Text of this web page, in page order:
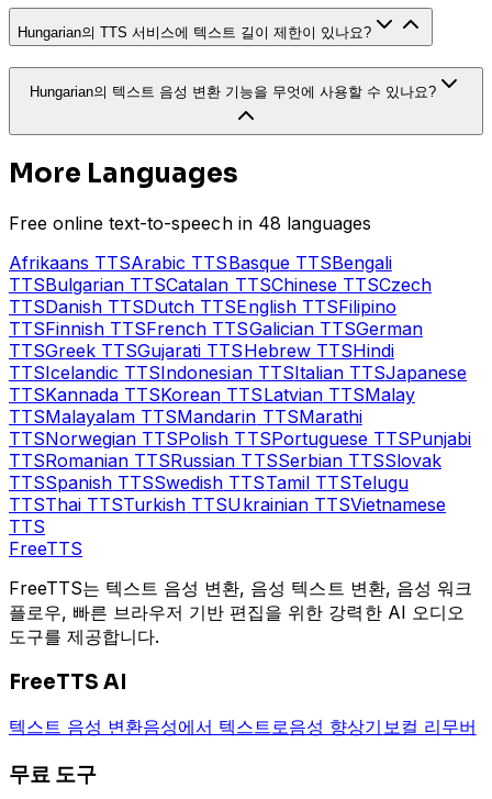
Hungarian의 TTS 서비스에 텍스트 길이 제한이 있나요?
Hungarian의 텍스트 음성 변환 기능을 무엇에 사용할 수 있나요?
More Languages
Free online text-to-speech in 48 languages
Afrikaans TTSArabic TTSBasqueTTSBengali
TTSBulgarian TTSCatalan TTSChineseTTSCzech
TTSDanish TTSDutch TTSEnglishTTSFilipino
TTSFinnish TTSFrench TTSGalicianTTSGerman
TTSGreek TTSGujarati TTSHebrewTTSHindi
TTSIcelandic TTSIndonesianTTSItalianTTSJapanese
TTSKannada TTSKorean TTSLatvianTTSMalay
TTSMalayalam TTSMandarin TTSMarathi
TTSNorwegian TTSPolish TTSPortugueseTTSPunjabi
TTSRomanian TTSRussian TTSSerbianTTSSlovak
TTSSpanish TTSSwedish TTSTamilTTSTelugu
TTSThai TTSTurkish TTSUkrainianTTSVietnamese
TTS
FreeTTS
FreeTTS는 텍스트 음성 변환, 음성 텍스트 변환, 음성 워크
플로우, 빠른 브라우저 기반 편집을 위한 강력한 AI 오디오
도구를 제공합니다.
FreeTTS AI
텍스트 음성 변환음성에서 텍스트로음성 향상기 보컬 리무버
무료 도구